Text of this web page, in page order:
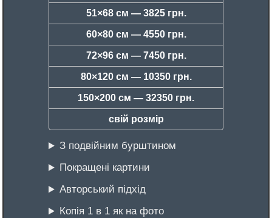
51×68 см — 3825 грн.
60×80 см — 4550 грн.
72×96 см — 7450 грн.
80×120 см — 10350 грн.
150×200 см — 32350 грн.
свій розмір
З подвійним бурштином
Покращені картини
Авторський підхід
Копія 1 в 1 як на фото